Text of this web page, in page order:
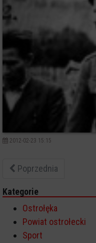
2012-02-23 15:15
Poprzednia
Kategorie
Ostrołęka
Powiat ostrołecki
Sport